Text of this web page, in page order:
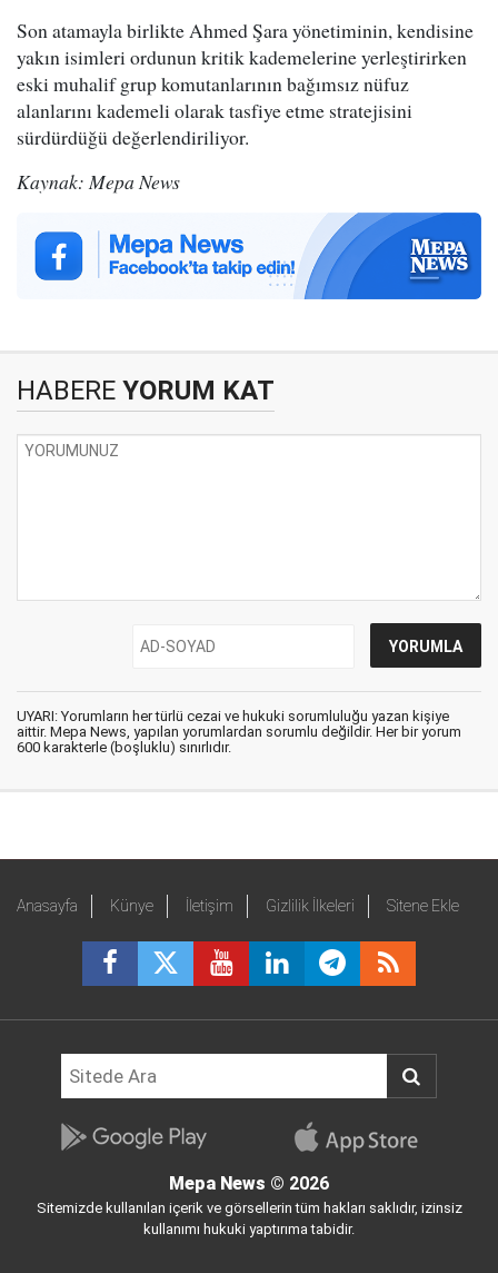
Son atamayla birlikte Ahmed Şara yönetiminin, kendisine
yakın isimleri ordunun kritik kademelerine yerleştirirken
eski muhalif grup komutanlarının bağımsız nüfuz
alanlarını kademeli olarak tasfiye etme stratejisini
sürdürdüğü değerlendiriliyor.
Kaynak: Mepa News
HABERE YORUM KAT
UYARI: Yorumların her türlü cezai ve hukuki sorumluluğu yazan kişiye
aittir. Mepa News, yapılan yorumlardan sorumlu değildir. Her bir yorum
600 karakterle (boşluklu) sınırlıdır.
Anasayfa Künye İletişim Gizlilik İlkeleri Sitene Ekle
Mepa News © 2026
Sitemizde kullanılan içerik ve görsellerin tüm hakları saklıdır, izinsiz
kullanımı hukuki yaptırıma tabidir.